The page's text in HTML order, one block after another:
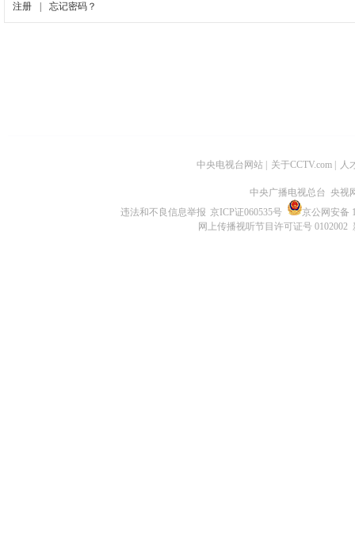
中央电视台网站 关于CCTV.com 人
中央广播电视总台 央视
违法和不良信息举报 京ICP证060535号
京公网安备
网上传播视听节目许可证号 0102002